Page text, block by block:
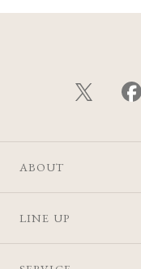
ABOUT
LINE UP